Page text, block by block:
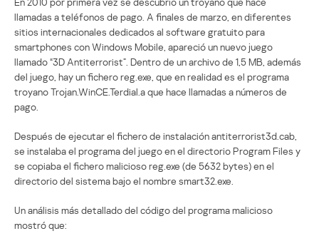
llamadas a teléfonos de pago. A finales de marzo, en diferentes
sitios internacionales dedicados al software gratuito para
smartphones con Windows Mobile, apareció un nuevo juego
llamado “3D Antiterrorist”. Dentro de un archivo de 1,5 MB, además
del juego, hay un fichero reg.exe, que en realidad es el programa
troyano Trojan.WinCE.Terdial.a que hace llamadas a números de
pago.
Después de ejecutar el fichero de instalación antiterrorist3d.cab,
se instalaba el programa del juego en el directorio Program Files y
se copiaba el fichero malicioso reg.exe (de 5632 bytes) en el
directorio del sistema bajo el nombre smart32.exe.
Un análisis más detallado del código del programa malicioso
mostró que: